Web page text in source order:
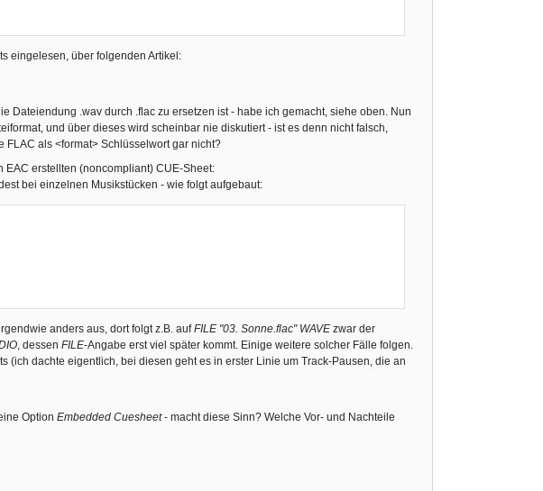
eingelesen, über folgenden Artikel:
Dateiendung .wav durch .flac zu ersetzen ist - habe ich gemacht, siehe oben. Nun
und über dieses wird scheinbar nie diskutiert - ist es denn nicht falsch,
FLAC als <format> Schlüsselwort gar nicht?
EAC erstellten (noncompliant) CUE-Sheet:
bei einzelnen Musikstücken - wie folgt aufgebaut:
anders aus, dort folgt z.B. aufFILE "03. Sonne.flac" WAVE zwar der
, dessen FILE-Angabe erst viel später kommt. Einige weitere solcher Fälle folgen.
(ich dachte eigentlich, bei diesen geht es in erster Linie um Track-Pausen, die an
Option Embedded Cuesheet- macht diese Sinn? Welche Vor- und Nachteile